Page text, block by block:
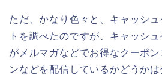
ただ、かなり色々と、キャッシ
トを調べたのですが、キャッシ
がメルマガなどでお得なクーポ
ンなどを配信しているかどうか